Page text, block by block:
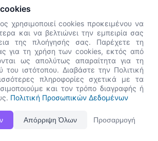
συμβατή με τις νεότερες εκδόσεις, Google Chrome, Mozilla Firefox,
Explorer.
👋 Καλώς ήρθες! Είμαι η Νόησις.
Πες μου πώς μπορώ να σε βοηθήσω
σήμερα.
χρησιμοποιεί cookies προκειμένου να
και να βελτιώνει την εμπειρία σας
της πλοήγησής σας. Παρέχετε τη
για τη χρήση των cookies, εκτός από
ως απολύτως απαραίτητα για τη
του ιστότοπου. Διαβάστε την Πολιτική
πληροφορίες σχετικά με τα
και τον τρόπο διαγραφής ή
Πολιτική Προσωπικών Δεδομένων
Απόρριψη Όλων Προσαρμογή